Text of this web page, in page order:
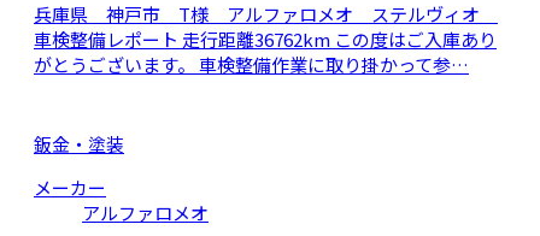
兵庫県 神戸市 T様 アルファロメオ ステルヴィオ
車検整備レポート 走行距離36762km この度はご入庫あり
がとうございます。 車検整備作業に取り掛かって参…
鈑金・塗装
メーカー
アルファロメオ